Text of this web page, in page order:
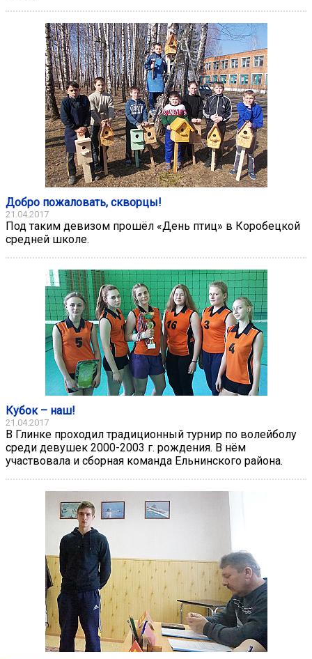
Добро пожаловать, скворцы!
21.04.2017
Под таким девизом прошёл «День птиц» в Коробецкой
средней школе.
Кубок – наш!
21.04.2017
В Глинке проходил традиционный турнир по волейболу
среди девушек 2000-2003 г. рождения. В нём
участвовала и сборная команда Ельнинского района.